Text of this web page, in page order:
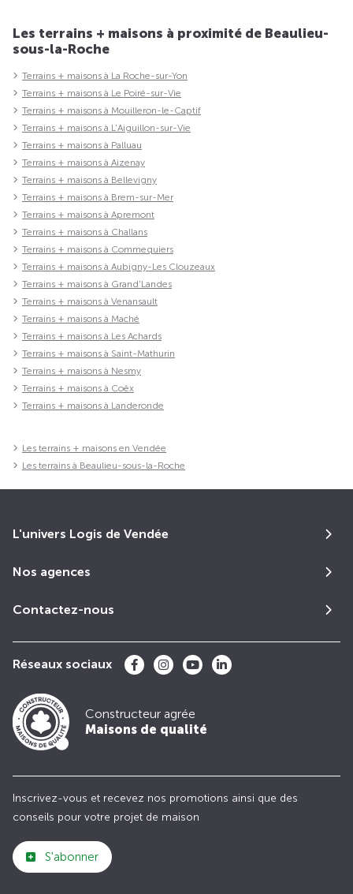
Les terrains + maisons à proximité de Beaulieu-
sous-la-Roche
Terrains + maisons à La Roche-sur-Yon
Terrains + maisons à Le Poiré-sur-Vie
Terrains + maisons à Mouilleron-le-Captif
Terrains + maisons à L'Aiguillon-sur-Vie
Terrains + maisons à Palluau
Terrains + maisons à Aizenay
Terrains + maisons à Bellevigny
Terrains + maisons à Brem-sur-Mer
Terrains + maisons à Apremont
Terrains + maisons à Challans
Terrains + maisons à Commequiers
Terrains + maisons à Aubigny-Les Clouzeaux
Terrains + maisons à Grand'Landes
Terrains + maisons à Venansault
Terrains + maisons à Maché
Terrains + maisons à Les Achards
Terrains + maisons à Saint-Mathurin
Terrains + maisons à Nesmy
Terrains + maisons à Coëx
Terrains + maisons à Landeronde
Les terrains + maisons en Vendée
Les terrains à Beaulieu-sous-la-Roche
L'univers Logis de Vendée
Nos agences
Contactez-nous
Réseaux sociaux
Constructeur agrée
Maisons de qualité
Inscrivez-vous et recevez nos promotions ainsi que des
conseils pour votre projet de maison
S'abonner